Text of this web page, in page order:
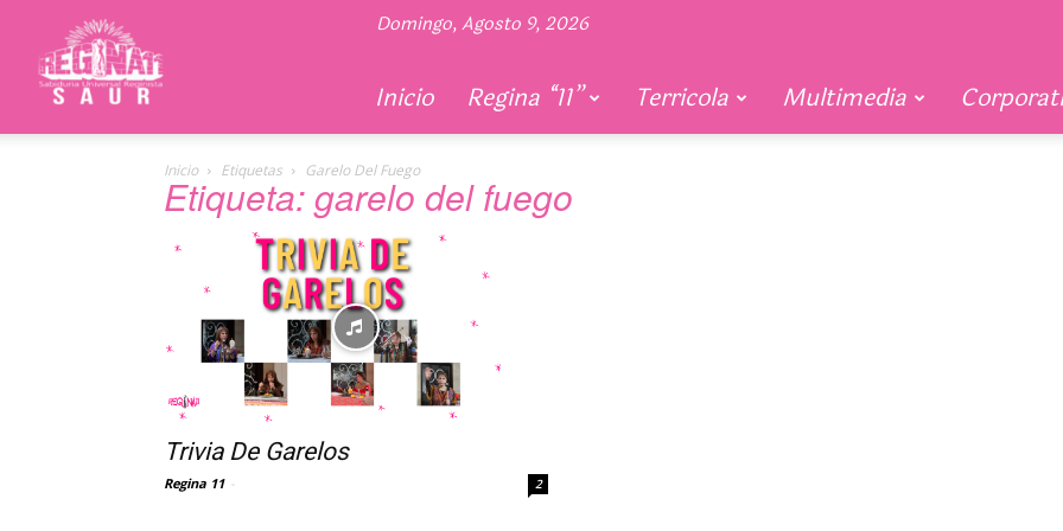
Domingo, Agosto 9, 2026
Inicio Regina “11” Terricola Multimedia
Inicio Etiquetas Garelo Del Fuego
Etiqueta: garelo del fuego
Trivia De Garelos
Regina 11 2